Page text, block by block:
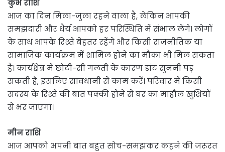
कुंभ राशि
आज का दिन मिला-जुला रहने वाला है, लेकिन आपकी
समझदारी और धैर्य आपको हर परिस्थिति में संभाल लेंगे। लोगों
के साथ आपके रिश्ते बेहतर रहेंगे और किसी राजनीतिक या
सामाजिक कार्यक्रम में शामिल होने का मौका भी मिल सकता
है। कार्यक्षेत्र में छोटी-सी गलती के कारण डांट सुननी पड़
सकती है, इसलिए सावधानी से काम करें। परिवार में किसी
सदस्य के रिश्ते की बात पक्की होने से घर का माहौल खुशियों
से भर जाएगा।
मीन राशि
आज आपको अपनी बात बहुत सोच-समझकर कहने की जरूरत